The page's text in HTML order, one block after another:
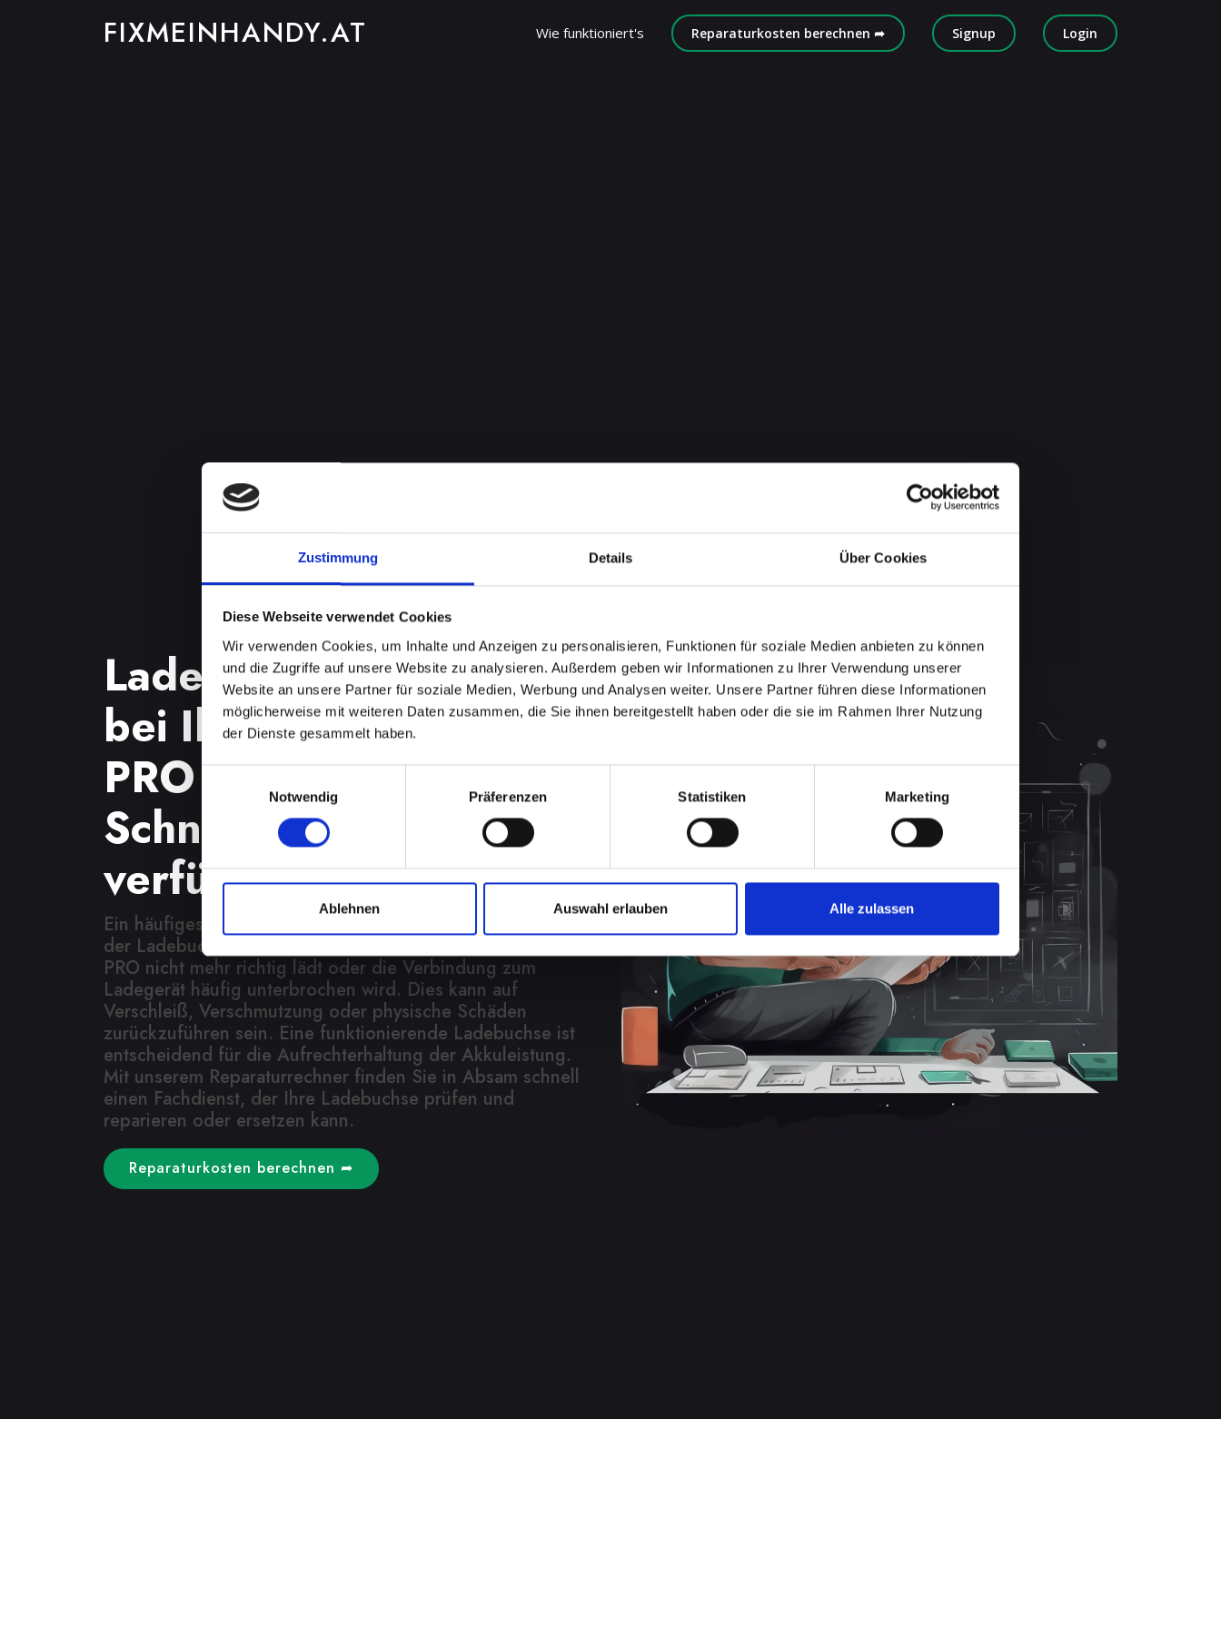
Zustimmung Details Über Cookies
Diese Webseite verwendet Cookies
Wir verwenden Cookies, um Inhalte und Anzeigen zu personalisieren, Funktionen für soziale Medien anbieten zu können
und die Zugriffe auf unsere Website zu analysieren. Außerdem geben wir Informationen zu Ihrer Verwendung unserer
Website an unsere Partner für soziale Medien, Werbung und Analysen weiter. Unsere Partner führen diese Informationen
möglicherweise mit weiteren Daten zusammen, die Sie ihnen bereitgestellt haben oder die sie im Rahmen Ihrer Nutzung
der Dienste gesammelt haben.
Notwendig
Präferenzen Statistiken Marketing
Ablehnen Auswahl erlauben Alle zulassen
FIXMEINHANDY.AT Wie funktioniert's Reparaturkosten berechnen ➦ Signup Login
Ladebuchsenprobleme
bei Ihrem IPHONE-12-
PRO in Absam?
Schnelle Reparatur
verfügbar
Ein häufiges Problem bei Smartphones ist die Beschädigung
der Ladebuchse. Dies kann bedeuten, dass Ihr IPHONE-12-
PRO nicht mehr richtig lädt oder die Verbindung zum
Ladegerät häufig unterbrochen wird. Dies kann auf
Verschleiß, Verschmutzung oder physische Schäden
zurückzuführen sein. Eine funktionierende Ladebuchse ist
entscheidend für die Aufrechterhaltung der Akkuleistung.
Mit unserem Reparaturrechner finden Sie in Absam schnell
einen Fachdienst, der Ihre Ladebuchse prüfen und
reparieren oder ersetzen kann.
Reparaturkosten berechnen ➦